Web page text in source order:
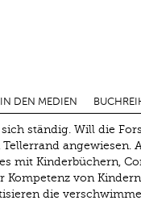
IN DEN MEDIEN
ständig. Will die
angewiesen.
mit Kinderbüchern,
Kompetenz von
die